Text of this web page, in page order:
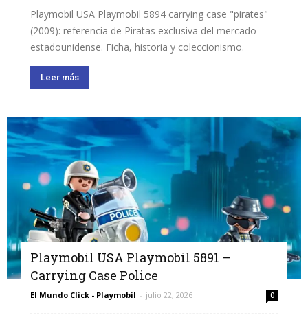
Playmobil USA Playmobil 5894 carrying case "pirates"
(2009): referencia de Piratas exclusiva del mercado
estadounidense. Ficha, historia y coleccionismo.
Leer más
Playmobil USA Playmobil 5891 –
Carrying Case Police
El Mundo Click - Playmobil - julio 22, 2026 0